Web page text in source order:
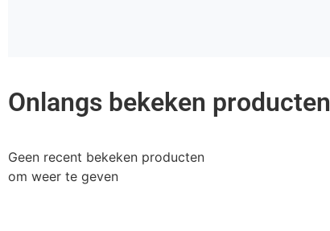
Onlangs bekeken producten
Geen recent bekeken producten
om weer te geven